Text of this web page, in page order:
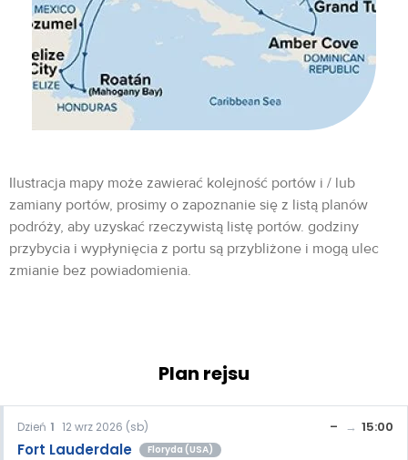
Ilustracja mapy może zawierać kolejność portów i / lub
zamiany portów, prosimy o zapoznanie się z listą planów
podróży, aby uzyskać rzeczywistą listę portów. godziny
przybycia i wypłynięcia z portu są przybliżone i mogą ulec
zmianie bez powiadomienia.
Plan rejsu
Dzień 1 12 wrz 2026 (sb)
Fort Lauderdale Floryda (USA)
– 15:00